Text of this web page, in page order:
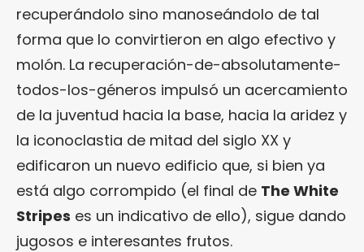
recuperándolo sino manoseándolo de tal
forma que lo convirtieron en algo efectivo y
molón. La recuperación-de-absolutamente-
todos-los-géneros impulsó un acercamiento
de la juventud hacia la base, hacia la aridez y
la iconoclastia de mitad del siglo XX y
edificaron un nuevo edificio que, si bien ya
está algo corrompido (el final de The White
Stripes es un indicativo de ello), sigue dando
jugosos e interesantes frutos.